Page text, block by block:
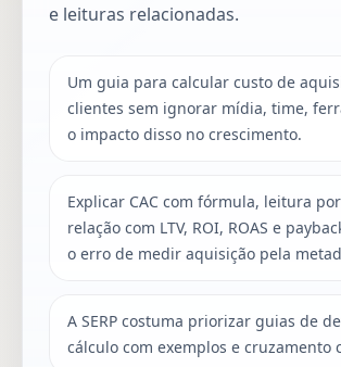
e leituras relacionadas.
Um guia para calcular custo de
clientes sem ignorar mídia, time,
o impacto disso no crescimento.
Explicar CAC com fórmula, leitura
relação com LTV, ROI, ROAS e
o erro de medir aquisição pela
A SERP costuma priorizar guias de
cálculo com exemplos e cruzamento